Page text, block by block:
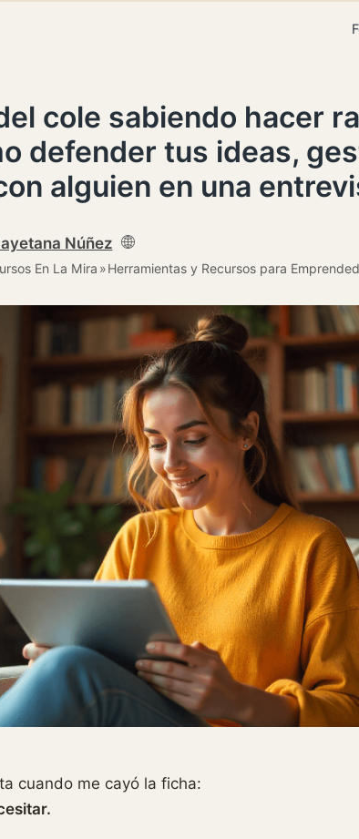
cole sabiendo hacer
defender tus ideas,
alguien en una
Núñez
En La Mira Herramientas y Recursos para
cuando me cayó la ficha: